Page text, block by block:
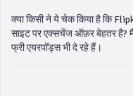
क्या किसी ने ये चेक किया है कि
साइट पर एक्सचेंज ऑफ़र बेहतर है?
फ्री एयरपॉड्स भी दे रहे हैं।